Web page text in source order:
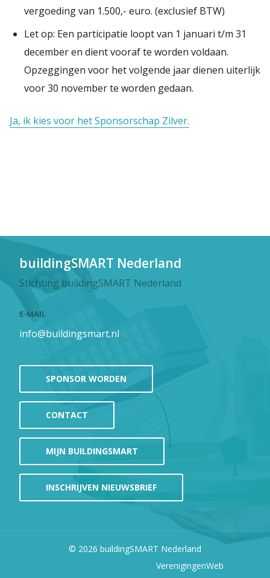
vergoeding van 1.500,- euro. (exclusief BTW)
Let op: Een participatie loopt van 1 januari t/m 31
december en dient vooraf te worden voldaan.
Opzeggingen voor het volgende jaar dienen uiterlijk
voor 30 november te worden gedaan.
Ja, ik kies voor het Sponsorschap Zilver.
buildingSMART Nederland
Stichting buildingSMART Nederland
E-MAIL
info@buildingsmart.nl
SPONSOR WORDEN
CONTACT
MIJN BUILDINGSMART
INSCHRIJVEN NIEUWSBRIEF
© 2026 buildingSMART Nederland
VerenigingenWeb